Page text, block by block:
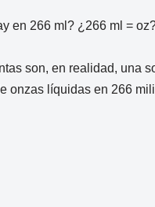
en 266 ml? ¿266 ml =
son, en realidad, una
onzas líquidas en 266